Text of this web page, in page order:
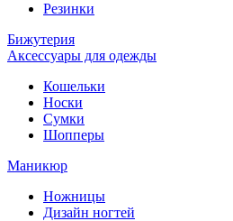
Резинки
Бижутерия
Аксессуары для одежды
Кошельки
Носки
Сумки
Шопперы
Маникюр
Ножницы
Дизайн ногтей